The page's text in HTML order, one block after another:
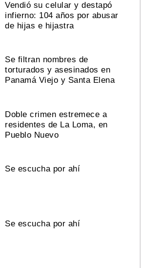
Vendió su celular y destapó
infierno: 104 años por abusar
de hijas e hijastra
Se filtran nombres de
torturados y asesinados en
Panamá Viejo y Santa Elena
Doble crimen estremece a
residentes de La Loma, en
Pueblo Nuevo
Se escucha por ahí
Se escucha por ahí